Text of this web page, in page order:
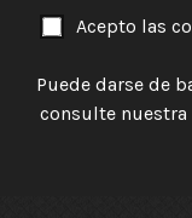
Acepto las
Puede darse de
consulte